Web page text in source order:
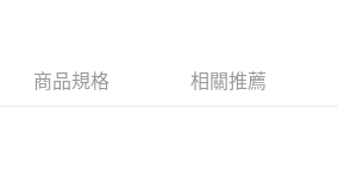
經同意申辦者引起之損失，本公司不負相關責
商品規格 相關推薦